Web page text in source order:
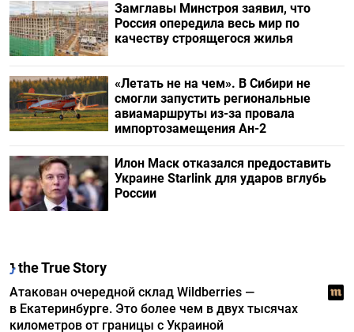
Замглавы Минстроя заявил, что
Россия опередила весь мир по
качеству строящегося жилья
«Летать не на чем». В Сибири не
смогли запустить региональные
авиамаршруты из-за провала
импортозамещения Ан-2
Илон Маск отказался предоставить
Украине Starlink для ударов вглубь
России